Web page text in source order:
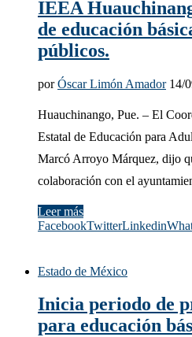
IEEA
de educación
públicos.
porÓscar Limón Amador 14/
Huauchinango, Pue. – El
Estatal de Educación para
Marcó Arroyo Márquez, dijo
colaboración con el
Leer más
FacebookTwitterLinkedin
Estado de México
Inicia periodo de
para educación